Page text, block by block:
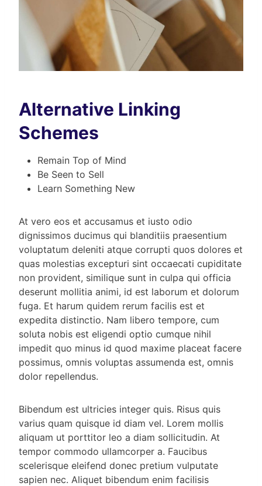
Alternative Linking
Schemes
Remain Top of Mind
Be Seen to Sell
Learn Something New
At vero eos et accusamus et iusto odio
dignissimos ducimus qui blanditiis praesentium
voluptatum deleniti atque corrupti quos dolores et
quas molestias excepturi sint occaecati cupiditate
non provident, similique sunt in culpa qui officia
deserunt mollitia animi, id est laborum et dolorum
fuga. Et harum quidem rerum facilis est et
expedita distinctio. Nam libero tempore, cum
soluta nobis est eligendi optio cumque nihil
impedit quo minus id quod maxime placeat facere
possimus, omnis voluptas assumenda est, omnis
dolor repellendus.
Bibendum est ultricies integer quis. Risus quis
varius quam quisque id diam vel. Lorem mollis
aliquam ut porttitor leo a diam sollicitudin. At
tempor commodo ullamcorper a. Faucibus
scelerisque eleifend donec pretium vulputate
sapien nec. Aliquet bibendum enim facilisis